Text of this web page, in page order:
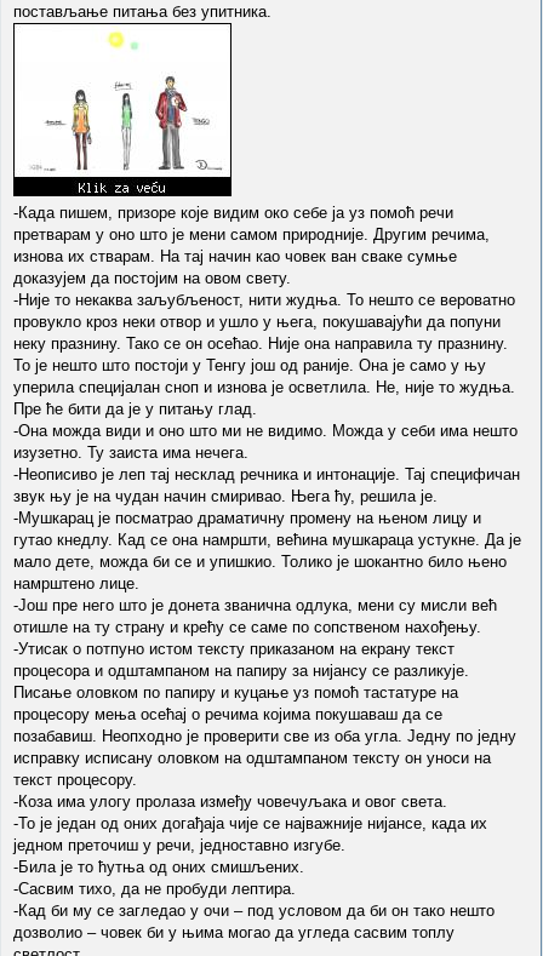
постављање питања без упитника.
-Када пишем, призоре које видим око себе ја уз помоћ речи
претварам у оно што је мени самом природније. Другим речима,
изнова их стварам. На тај начин као човек ван сваке сумње
доказујем да постојим на овом свету.
-Није то некаква заљубљеност, нити жудња. То нешто се вероватно
провукло кроз неки отвор и ушло у њега, покушавајући да попуни
неку празнину. Тако се он осећао. Није она направила ту празнину.
То је нешто што постоји у Тенгу још од раније. Она је само у њу
уперила специјалан сноп и изнова је осветлила. Не, није то жудња.
Пре ће бити да је у питању глад.
-Она можда види и оно што ми не видимо. Можда у себи има нешто
изузетно. Ту заиста има нечега.
-Неописиво је леп тај несклад речника и интонације. Тај специфичан
звук њу је на чудан начин смиривао. Њега ћу, решила је.
-Мушкарац је посматрао драматичну промену на њеном лицу и
гутао кнедлу. Кад се она намршти, већина мушкараца устукне. Да је
мало дете, можда би се и упишкио. Толико је шокантно било њено
намрштено лице.
-Још пре него што је донета званична одлука, мени су мисли већ
отишле на ту страну и крећу се саме по сопственом нахођењу.
-Утисак о потпуно истом тексту приказаном на екрану текст
процесора и одштампаном на папиру за нијансу се разликује.
Писање оловком по папиру и куцање уз помоћ тастатуре на
процесору мења осећај о речима којима покушаваш да се
позабавиш. Неопходно је проверити све из оба угла. Једну по једну
исправку исписану оловком на одштампаном тексту он уноси на
текст процесору.
-Коза има улогу пролаза између човечуљака и овог света.
-То је један од оних догађаја чије се најважније нијансе, када их
једном преточиш у речи, једноставно изгубе.
-Била је то ћутња од оних смишљених.
-Сасвим тихо, да не пробуди лептира.
-Кад би му се загледао у очи – под условом да би он тако нешто
дозволио – човек би у њима могао да угледа сасвим топлу